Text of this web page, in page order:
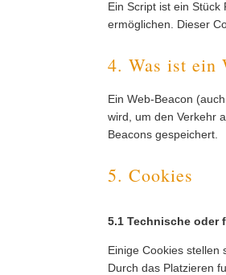
Ein Script ist ein
ermöglichen. Dieser
4. Was ist ein
Ein Web-Beacon
wird, um den Verkehr
Beacons gespeichert.
5. Cookies
5.1 Technische oder
Einige Cookies stellen
Durch das Platzieren